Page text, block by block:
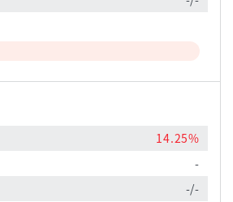
14.25%
-
-/-